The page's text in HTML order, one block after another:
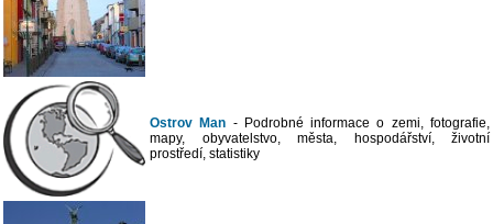
Ostrov Man - Podrobné informace o zemi, fotografie,
mapy, obyvatelstvo, města, hospodářství, životní
prostředí, statistiky